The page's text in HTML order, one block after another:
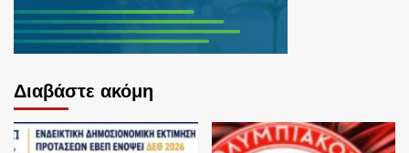
Διαβάστε ακόμη